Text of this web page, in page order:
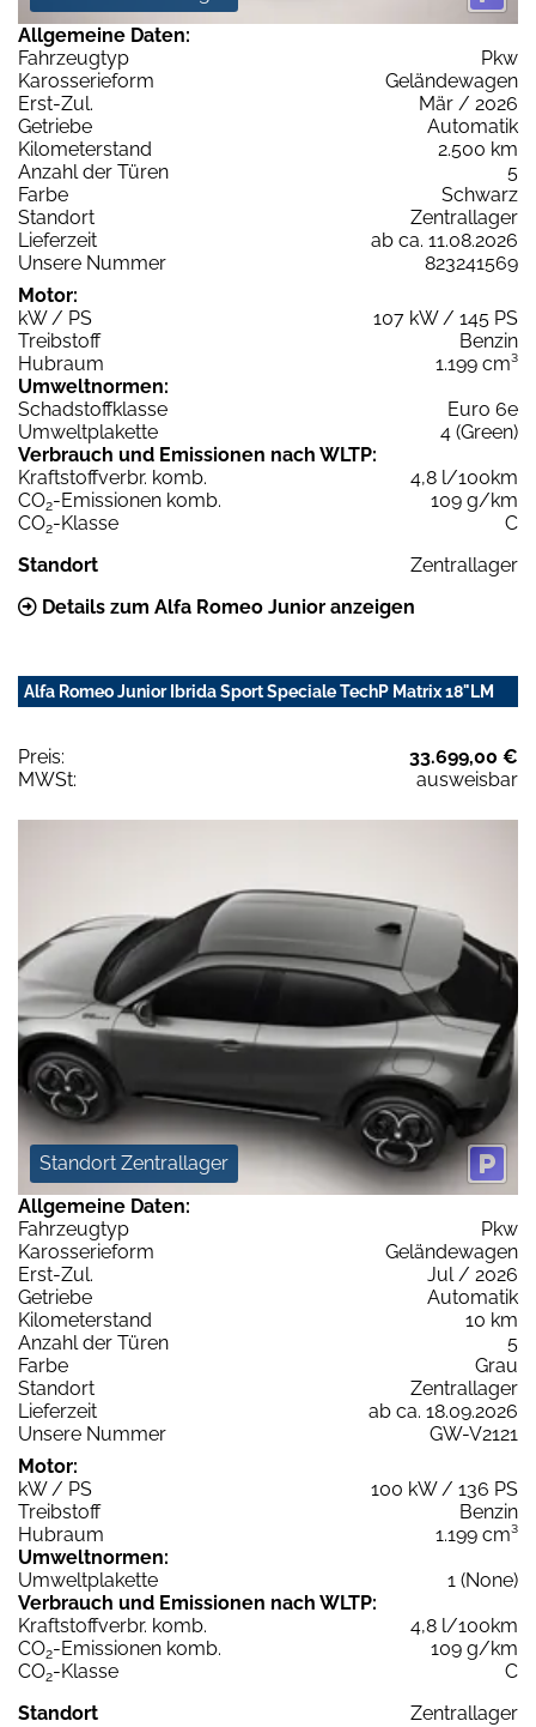
Allgemeine Daten:
Fahrzeugtyp
Pkw
Karosserieform
Geländewagen
Erst-Zul.
Mär / 2026
Getriebe
Automatik
Kilometerstand
2.500 km
Anzahl der Türen
5
Farbe
Schwarz
Standort
Zentrallager
Lieferzeit
ab ca. 11.08.2026
Unsere Nummer
823241569
Motor:
kW / PS
107 kW / 145 PS
Treibstoff
Benzin
Hubraum
1.199 cm³
Umweltnormen:
Schadstoffklasse
Euro 6e
Umweltplakette
4 (Green)
Verbrauch und Emissionen nach WLTP:
Kraftstoffverbr. komb.
4,8 l/100km
CO2-Emissionen komb.
109 g/km
CO2-Klasse
C
Standort
Zentrallager
Details zum Alfa Romeo Junior anzeigen
Alfa Romeo Junior Ibrida Sport Speciale TechP Matrix 18"LM
Preis:
33.699,00 €
MWSt:
ausweisbar
Standort Zentrallager
Allgemeine Daten:
Fahrzeugtyp
Pkw
Karosserieform
Geländewagen
Erst-Zul.
Jul / 2026
Getriebe
Automatik
Kilometerstand
10 km
Anzahl der Türen
5
Farbe
Grau
Standort
Zentrallager
Lieferzeit
ab ca. 18.09.2026
Unsere Nummer
GW-V2121
Motor:
kW / PS
100 kW / 136 PS
Treibstoff
Benzin
Hubraum
1.199 cm³
Umweltnormen:
Umweltplakette
1 (None)
Verbrauch und Emissionen nach WLTP:
Kraftstoffverbr. komb.
4,8 l/100km
CO2-Emissionen komb.
109 g/km
CO2-Klasse
C
Standort
Zentrallager